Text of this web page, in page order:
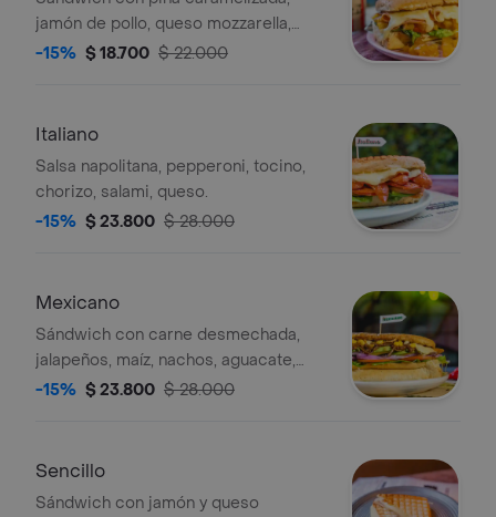
jamón de pollo, queso mozzarella,
lechuga, tomate y salsas.
-15% $ 18.700 $ 22.000
Italiano
Salsa napolitana, pepperoni, tocino,
chorizo, salami, queso.
-15% $ 23.800 $ 28.000
Mexicano
Sándwich con carne desmechada,
jalapeños, maíz, nachos, aguacate,
mozzarella, cebolla morada, lechuga y
-15% $ 23.800 $ 28.000
Sencillo
Sándwich con jamón y queso